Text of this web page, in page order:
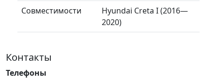
Совместимости
Hyundai Creta I (2016—
2020)
Контакты
Телефоны